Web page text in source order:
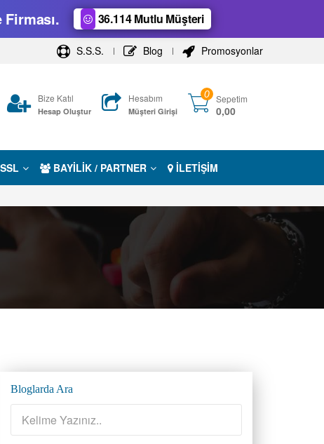
36.114 Mutlu Müşteri
S.S.S. Blog Promosyonlar
Bize Katıl
Hesap Oluştur
Hesabım
Müşteri Girişi
0 Sepetim
0,00
BAYİLİK / PARTNER İLETİŞİM
Bloglarda Ara